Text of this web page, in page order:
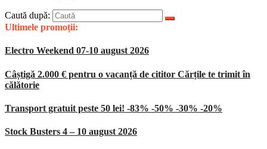
Caută după:
Ultimele promoții:
Electro Weekend 07-10 august 2026
Câștigă 2.000 € pentru o vacanță de cititor Cărțile te trimit în
călătorie
Transport gratuit peste 50 lei! -83% -50% -30% -20%
Stock Busters 4 – 10 august 2026